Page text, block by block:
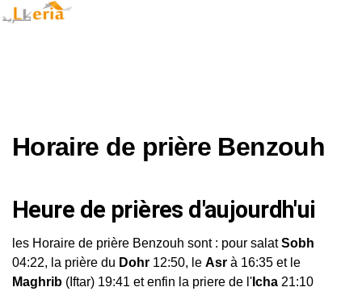
Horaire de prière Benzouh
Heure de prières d'aujourdh'ui
les Horaire de prière Benzouh sont : pour salatSobh
04:22, la prière du Dohr 12:50, le Asr à 16:35 et le
Maghrib (Iftar) 19:41 et enfin la priere de l' Icha 21:10